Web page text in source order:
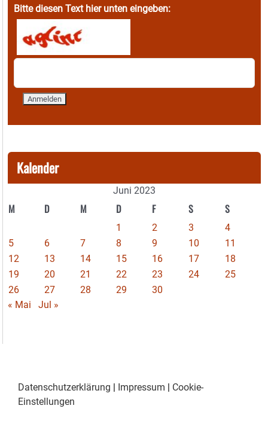
Bitte diesen Text hier unten eingeben:
Kalender
Juni 2023
M D M D F S S
1 2 3
4
5
6 7 8 9 10
11
12
13 14 15 16 17
18
19
20 21 22 23 24
25
26
27 28 29
30
« Mai
Jul »
Datenschutzerklärung Impressum
Cookie-
Einstellungen